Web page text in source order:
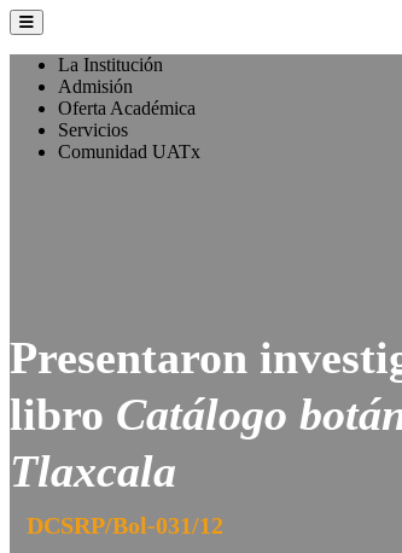
La Institución
Admisión
Oferta Académica
Servicios
Comunidad UATx
Presentaron
libro Catálogo
Tlaxcala
DCSRP/Bol-031/12